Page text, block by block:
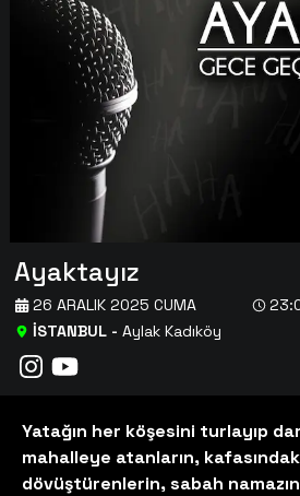
Ayaktayız
İSTANBUL- Aylak Kadıköy
26 ARALIK 2025 CUMA
Yatağın her köşesini turlayıp
mahalleye atanların,
dövüştürenlerin, sabah